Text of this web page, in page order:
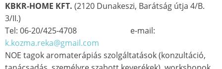
KBKR-HOME KFT. (2120 Dunakeszi, Barátság útja 4/B.
3/II.)
Tel: 06-20/425-4708 e-mail:
k.kozma.reka@gmail.com
NOE tagok aromaterápiás szolgáltatások (konzultáció,